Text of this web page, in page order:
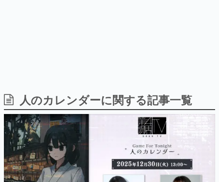
日本のコンテンツ産業やカルチャーに与えた影響を探る企
画です。
日本モバイルゲーム産業史
日本のモバイルゲーム史における主要なトピック・タイト
ルを網羅するほか、開発者へのインタビューや識者による
解説を掲載。約20年の歴史が一望できる決定版！
若ゲのいたり〜ゲームクリエイターの青春〜
『うつヌケ』『ペンと箸』等で知られるマンガ家・田中圭
一先生によるゲーム業界レポートマンガです。
人のカレンダーに関する記事一覧